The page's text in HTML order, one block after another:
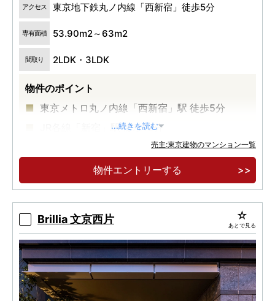
アクセス 東京地下鉄丸ノ内線「西新宿」徒歩5分
専有面積 53.90m2～63m2
間取り 2LDK・3LDK
物件のポイント
東京メトロ丸ノ内線「西新宿」駅 徒歩5分
JR各線「新宿」駅 徒歩13分
高級感とプライバシー性の高い内廊下設計
...続きを読む
売主:東京建物のマンション一覧
物件エントリーする
Brillia 文京西片 あとで見る